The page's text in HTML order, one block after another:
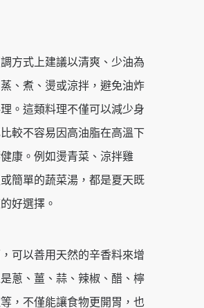
方式上建議以清爽、少油為
、煮、燙或涼拌，避免油炸
。這類料理不僅可以減少身
較不容易因高油脂在高溫下
康。例如燙青菜、涼拌雞
簡單的蔬菜湯，都是夏天既
好選擇。
可以善用天然的辛香料來增
蔥、薑、蒜、辣椒、醋、檸
，不僅能讓食物更開胃，也